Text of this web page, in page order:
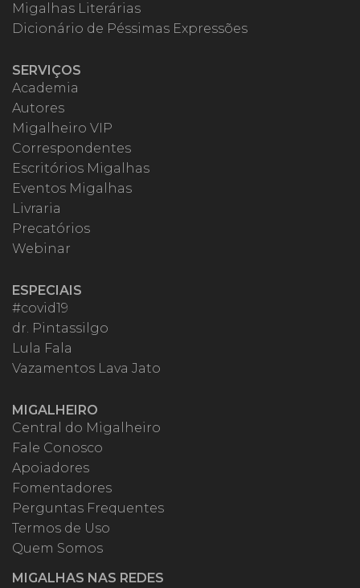
Migalhas Literárias
Dicionário de Péssimas Expressões
SERVIÇOS
Academia
Autores
Migalheiro VIP
Correspondentes
Escritórios Migalhas
Eventos Migalhas
Livraria
Precatórios
Webinar
ESPECIAIS
#covid19
dr. Pintassilgo
Lula Fala
Vazamentos Lava Jato
MIGALHEIRO
Central do Migalheiro
Fale Conosco
Apoiadores
Fomentadores
Perguntas Frequentes
Termos de Uso
Quem Somos
MIGALHAS NAS REDES